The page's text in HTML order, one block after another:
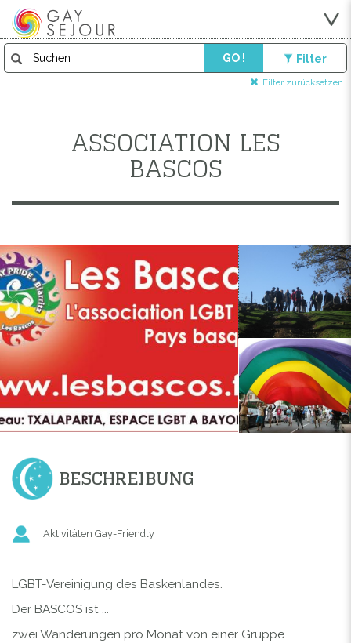
GO ! Filter
Filter zurücksetzen
ASSOCIATION LES
BASCOS
BESCHREIBUNG
Aktivitäten Gay-Friendly
LGBT-Vereinigung des Baskenlandes.
Der BASCOS ist ...
zwei Wanderungen pro Monat von einer Gruppe